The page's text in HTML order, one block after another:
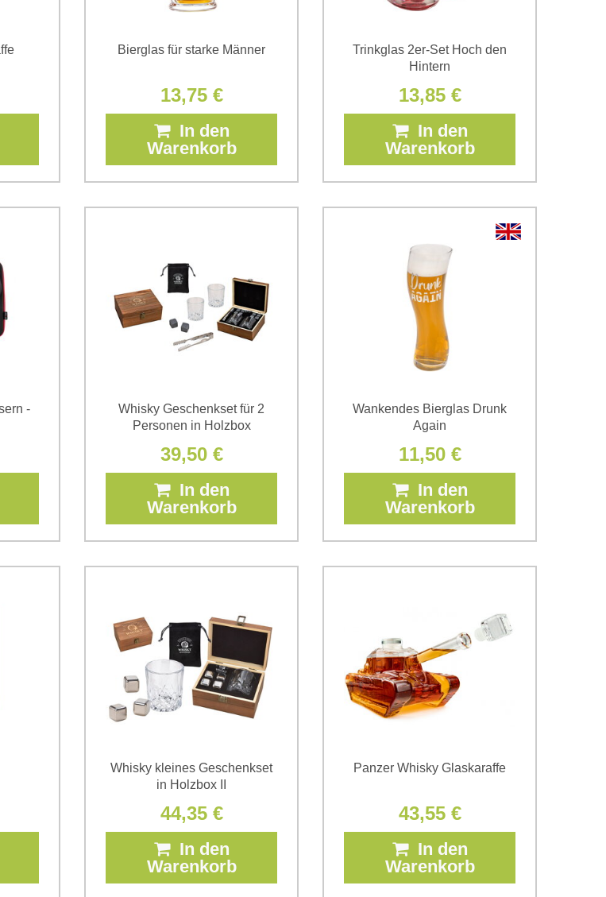
Bierglas für starke Männer
13,75 €
In den
Warenkorb
Trinkglas 2er-Set Hoch den
Hintern
13,85 €
In den
Warenkorb
-
Whisky Geschenkset für 2
Personen in Holzbox
39,50 €
In den
Warenkorb
Wankendes Bierglas Drunk
Again
11,50 €
In den
Warenkorb
Whisky kleines Geschenkset
in Holzbox II
44,35 €
In den
Warenkorb
Panzer Whisky Glaskaraffe
43,55 €
In den
Warenkorb